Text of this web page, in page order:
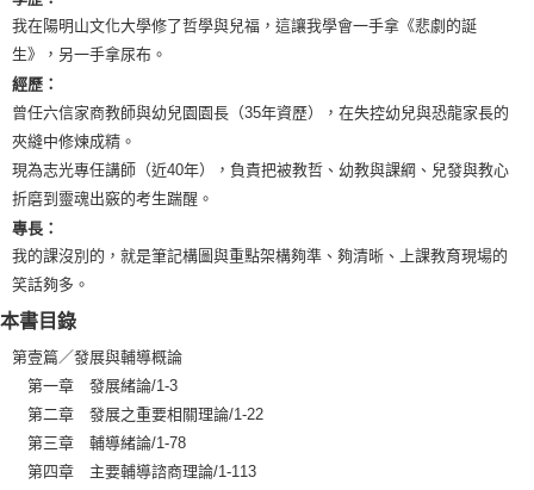
我在陽明山文化大學修了哲學與兒福，這讓我學會一手拿《悲劇的誕
生》，另一手拿尿布。
經歷：
曾任六信家商教師與幼兒園園長（35年資歷），在失控幼兒與恐龍家長的
夾縫中修煉成精。
現為志光專任講師（近40年），負責把被教哲、幼教與課綱、兒發與教心
折磨到靈魂出竅的考生踹醒。
專長：
我的課沒別的，就是筆記構圖與重點架構夠準、夠清晰、上課教育現場的
笑話夠多。
本書目錄
第壹篇／發展與輔導概論
第一章 發展緒論/1-3
第二章 發展之重要相關理論/1-22
第三章 輔導緒論/1-78
第四章 主要輔導諮商理論/1-113